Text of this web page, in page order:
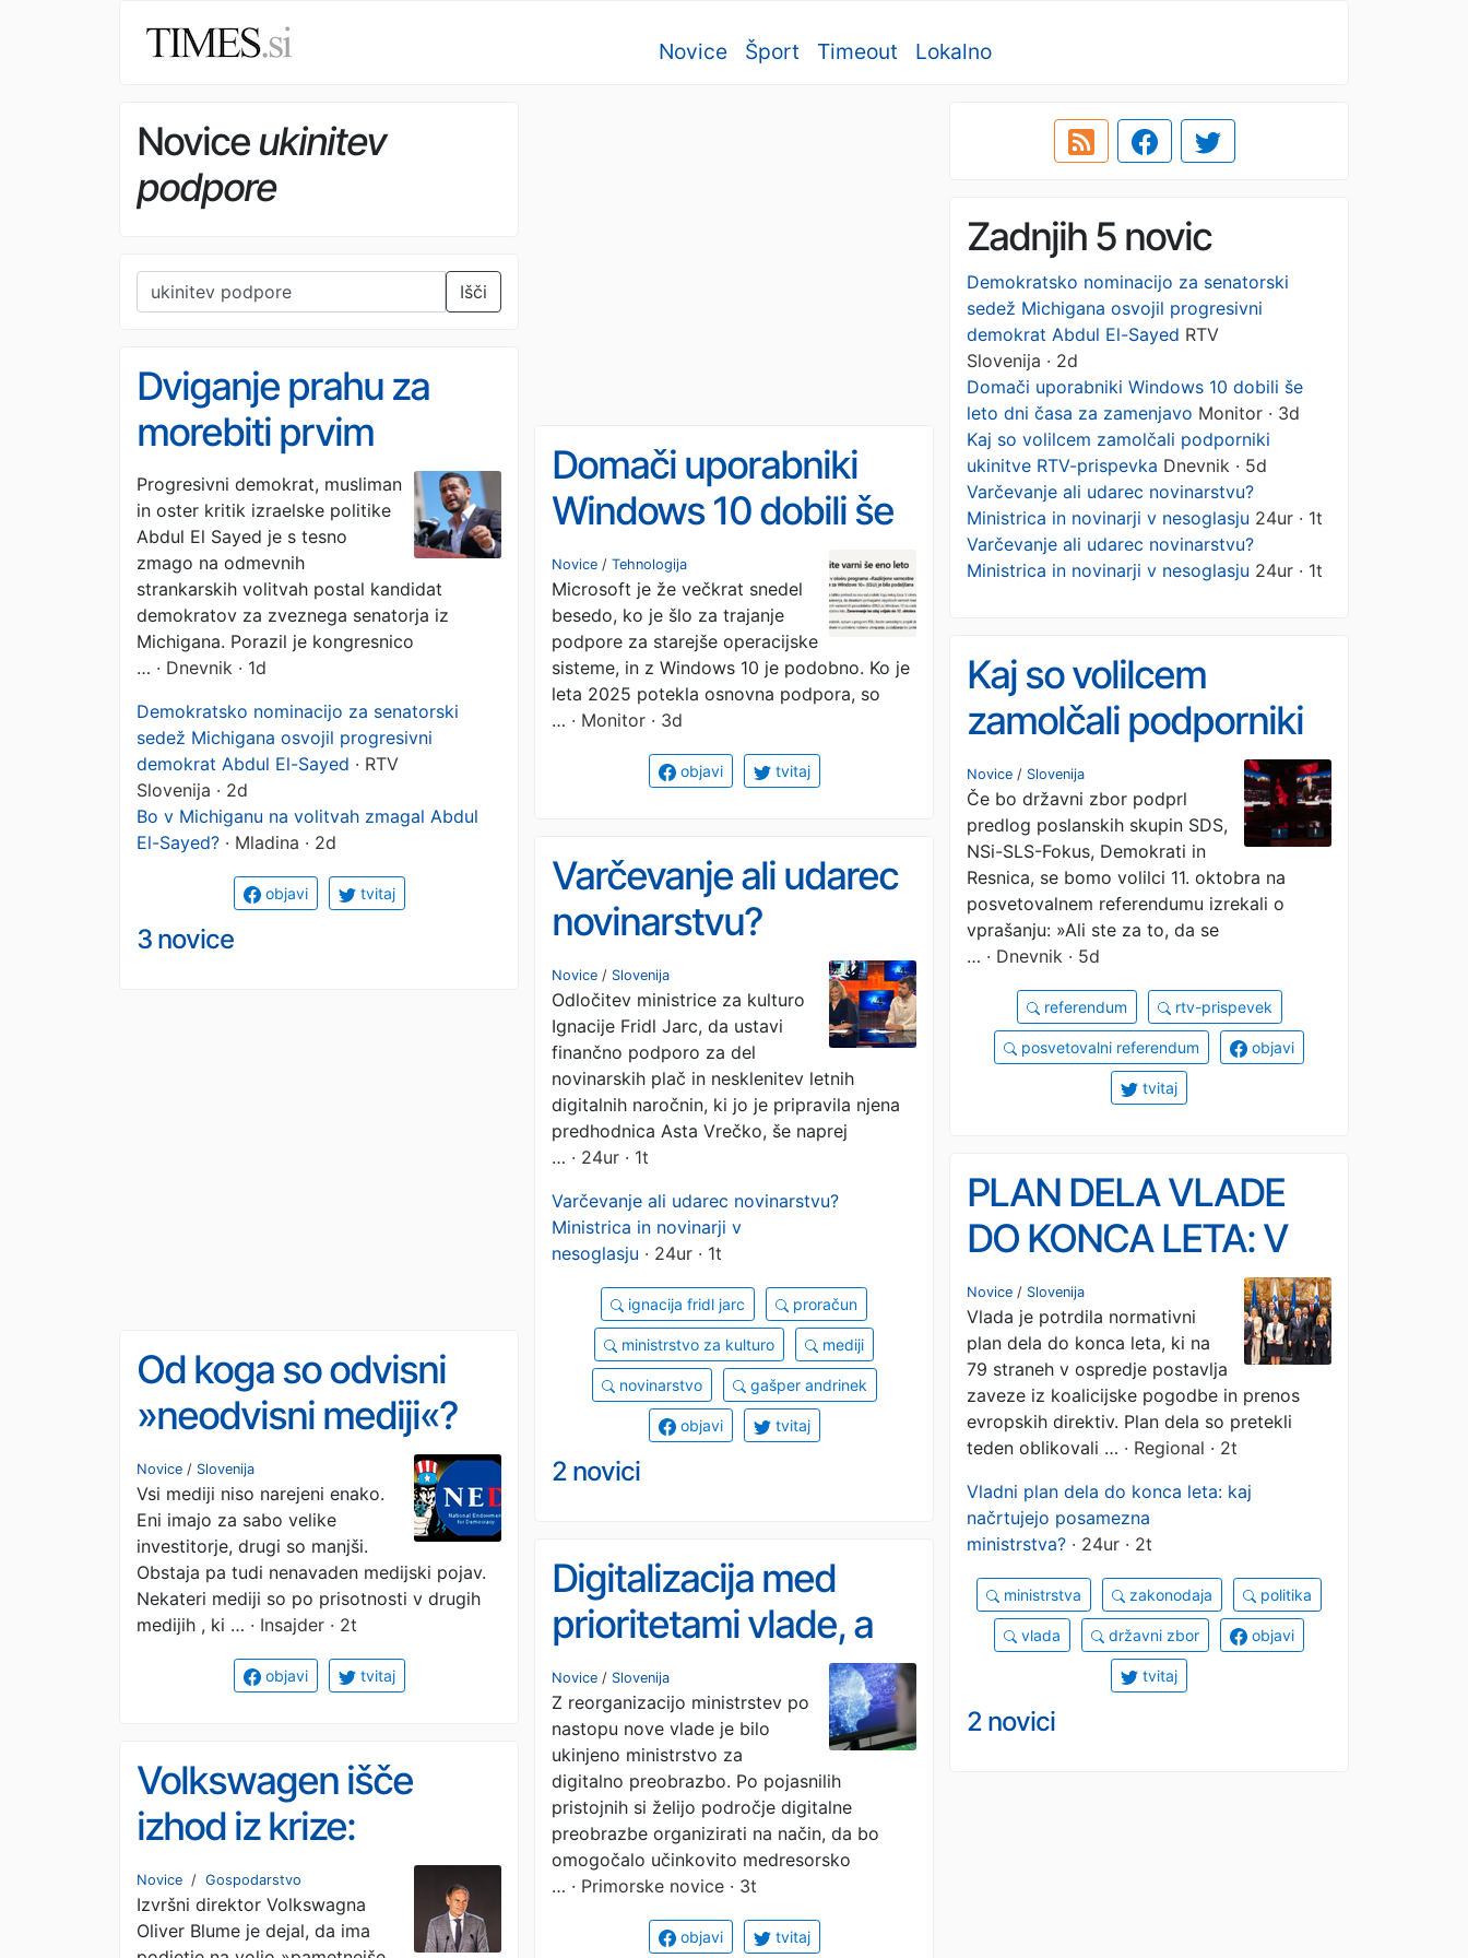
Novice Šport Timeout Lokalno
Novice ukinitev
podpore
Išči
Zadnjih 5 novic
Demokratsko nominacijo za senatorski
sedež Michigana osvojil progresivni
demokrat Abdul El-Sayed RTV
Slovenija · 2d
Domači uporabniki Windows 10 dobili še
leto dni časa za zamenjavo Monitor · 3d
Kaj so volilcem zamolčali podporniki
ukinitve RTV-prispevka Dnevnik · 5d
Varčevanje ali udarec novinarstvu?
Ministrica in novinarji v nesoglasju 24ur · 1t
Varčevanje ali udarec novinarstvu?
Ministrica in novinarji v nesoglasju 24ur · 1t
Dviganje prahu za
morebiti prvim
muslimanskim
senatorjem
Progresivni demokrat, musliman
in oster kritik izraelske politike
Abdul El Sayed je s tesno
zmago na odmevnih
strankarskih volitvah postal kandidat
demokratov za zveznega senatorja iz
Michigana. Porazil je kongresnico
… · Dnevnik · 1d
Demokratsko nominacijo za senatorski
sedež Michigana osvojil progresivni
demokrat Abdul El-Sayed · RTV
Slovenija · 2d
Bo v Michiganu na volitvah zmagal Abdul
El-Sayed? · Mladina · 2d
objavi tvitaj
3 novice
Domači uporabniki
Windows 10 dobili še
leto dni časa za
zamenjavo
Novice / Tehnologija
Microsoft je že večkrat snedel
besedo, ko je šlo za trajanje
podpore za starejše operacijske
sisteme, in z Windows 10 je podobno. Ko je
leta 2025 potekla osnovna podpora, so
… · Monitor · 3d
objavi tvitaj
Kaj so volilcem
zamolčali podporniki
ukinitve RTV-
prispevka
Novice / Slovenija
Če bo državni zbor podprl
predlog poslanskih skupin SDS,
NSi-SLS-Fokus, Demokrati in
Resnica, se bomo volilci 11. oktobra na
posvetovalnem referendumu izrekali o
vprašanju: »Ali ste za to, da se
… · Dnevnik · 5d
referendum rtv-prispevek
posvetovalni referendum objavi
tvitaj
Varčevanje ali udarec
novinarstvu?
Ministrica in novinarji
v nesoglasju
Novice / Slovenija
Odločitev ministrice za kulturo
Ignacije Fridl Jarc, da ustavi
finančno podporo za del
novinarskih plač in nesklenitev letnih
digitalnih naročnin, ki jo je pripravila njena
predhodnica Asta Vrečko, še naprej
… · 24ur · 1t
Varčevanje ali udarec novinarstvu?
Ministrica in novinarji v
nesoglasju · 24ur · 1t
ignacija fridl jarc proračun
ministrstvo za kulturo mediji
novinarstvo gašper andrinek
objavi tvitaj
2 novici
PLAN DELA VLADE
DO KONCA LETA: V
ospredju koalicijske
zaveze
Novice / Slovenija
Vlada je potrdila normativni
plan dela do konca leta, ki na
79 straneh v ospredje postavlja
zaveze iz koalicijske pogodbe in prenos
evropskih direktiv. Plan dela so pretekli
teden oblikovali … · Regional · 2t
Vladni plan dela do konca leta: kaj
načrtujejo posamezna
ministrstva? · 24ur · 2t
ministrstva zakonodaja politika
vlada državni zbor objavi
tvitaj
2 novici
Od koga so odvisni
»neodvisni mediji«?
Vse o ICIJ, Oštru,
državnem denarju
ZDA in zaroti molka
slovenskih medijev
Novice / Slovenija
Vsi mediji niso narejeni enako.
Eni imajo za sabo velike
investitorje, drugi so manjši.
Obstaja pa tudi nenavaden medijski pojav.
Nekateri mediji so po prisotnosti v drugih
medijih , ki … · Insajder · 2t
objavi tvitaj
Digitalizacija med
prioritetami vlade, a
brez samostojnega
resorja
Novice / Slovenija
Z reorganizacijo ministrstev po
nastopu nove vlade je bilo
ukinjeno ministrstvo za
digitalno preobrazbo. Po pojasnilih
pristojnih si želijo področje digitalne
preobrazbe organizirati na način, da bo
omogočalo učinkovito medresorsko
… · Primorske novice · 3t
objavi tvitaj
Volkswagen išče
izhod iz krize:
zapiranje tovarn ni
edina možnost
Novice / Gospodarstvo
Izvršni direktor Volkswagna
Oliver Blume je dejal, da ima